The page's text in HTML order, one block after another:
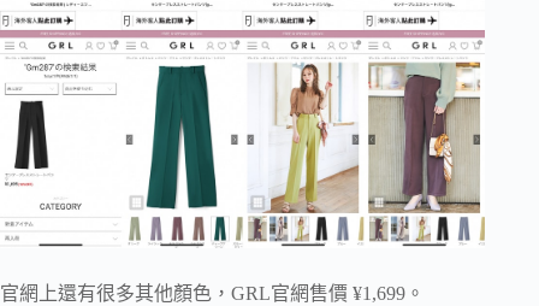
官網上還有很多其他顏色，GRL官網售價 ¥1,699。